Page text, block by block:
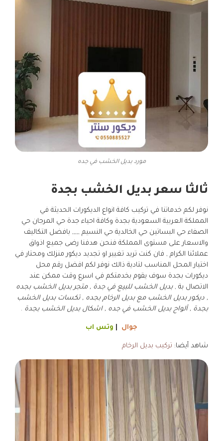
مورد بديل الخشب في جده
ثالثا سعر بديل الخشب بجدة
نوفر لكم خدماتنا في تركيب كافة انواع الديكورات الحديثة في
المملكة العربية السعودية بجدة وكافة احياء جدة حي المرجان حي
الصفاء حي البساتين حي الخالدية حي النسيم ,,,,, بافضل التكاليف
والاسعار على مستوى المملكة فنحن هدفنا رضى جميع اذواق
عملائنا الكرام , فان كنت تريد تغيير او تجديد ديكور منزلك ومحتار في
اختيار المحل المناسب لتادية ذالك نوفر لكم افضل رقم محل
ديكورات بجدة سوف يقوم بخدمتكم في اسرع وقت ممكن عند
الاتصال بة , بديل الخشب للبيع في جدة , متجر بديل الخشب بجده
, ديكور بديل الخشب مع بديل الرخام بجده , تكسات بديل الخشب
بجدة , ألواح بديل الخشب في جده , اشكال بديل الخشب بجدة .
جوال وتس اب
شاهد أيضا: تركيب بديل الرخام